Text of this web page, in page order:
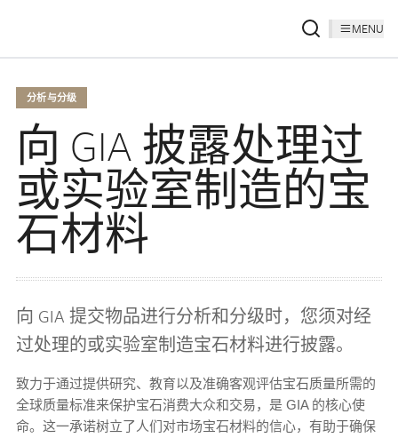
MENU
分析与分级
向 GIA 披露处理过
或实验室制造的宝
石材料
向 GIA 提交物品进行分析和分级时，您须对经
过处理的或实验室制造宝石材料进行披露。
致力于通过提供研究、教育以及准确客观评估宝石质量所需的
全球质量标准来保护宝石消费大众和交易，是 GIA 的核心使
命。这一承诺树立了人们对市场宝石材料的信心，有助于确保